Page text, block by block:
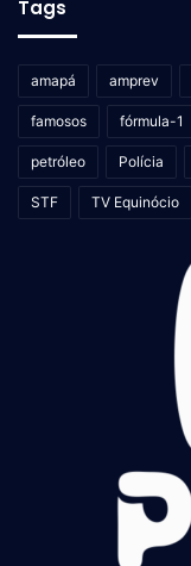
Tags
amapá amprev
famosos fórmula-1
petróleo Polícia
STF TV Equinócio